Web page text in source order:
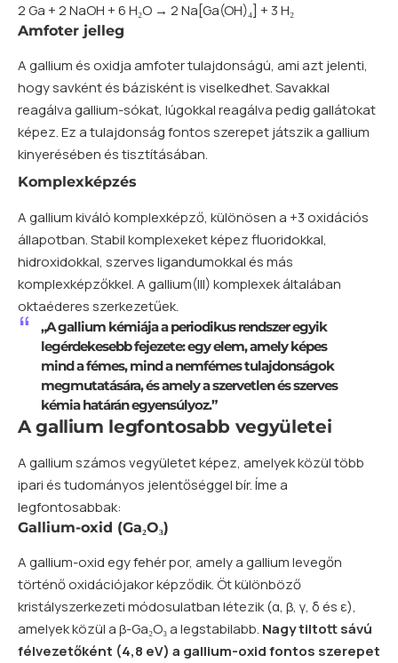
2 Ga + 2 NaOH + 6 H₂O → 2 Na[Ga(OH)₄] + 3 H₂
Amfoter jelleg
A gallium és oxidja amfoter tulajdonságú, ami azt jelenti,
hogy savként és bázisként is viselkedhet. Savakkal
reagálva gallium-sókat, lúgokkal reagálva pedig gallátokat
képez. Ez a tulajdonság fontos szerepet játszik a gallium
kinyerésében és tisztításában.
Komplexképzés
A gallium kiváló komplexképző, különösen a +3 oxidációs
állapotban. Stabil komplexeket képez fluoridokkal,
hidroxidokkal, szerves ligandumokkal és más
komplexképzőkkel. A gallium(III) komplexek általában
oktaéderes szerkezetűek.
„A gallium kémiája a periodikus rendszer egyik
legérdekesebb fejezete: egy elem, amely képes
mind a fémes, mind a nemfémes tulajdonságok
megmutatására, és amely a szervetlen és szerves
kémia határán egyensúlyoz.”
A gallium legfontosabb vegyületei
A gallium számos vegyületet képez, amelyek közül több
ipari és tudományos jelentőséggel bír. Íme a
legfontosabbak:
Gallium-oxid (Ga₂O₃)
A gallium-oxid egy fehér por, amely a gallium levegőn
történő oxidációjakor képződik. Öt különböző
kristályszerkezeti módosulatban létezik (α, β, γ, δ és ε),
amelyek közül a β-Ga₂O₃ a legstabilabb. Nagy tiltott sávú
félvezetőként (4,8 eV) a gallium-oxid fontos szerepet